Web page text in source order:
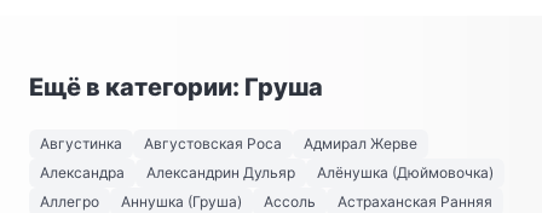
Ещё в категории: Груша
Августинка Августовская Роса
Адмирал Жерве
Александра
Александрин Дульяр
Алёнушка (Дюймовочка)
Аллегро
Аннушка (Груша) Ассоль
Астраханская Ранняя